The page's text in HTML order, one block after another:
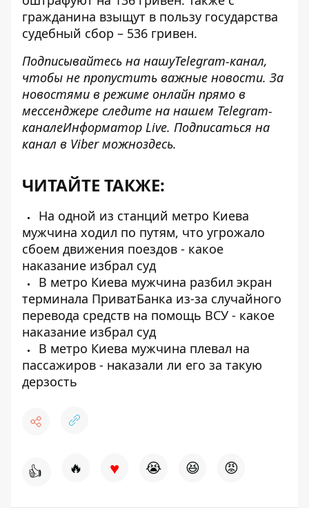
гражданина взыщут в пользу государства
судебный сбор – 536 гривен.
Подписывайтесь на нашуTelegram-канал,
чтобы не пропустить важные новости. За
новостями в режиме онлайн прямо в
мессенджере следите на нашем Telegram-
каналеИнформатор Live. Подписаться на
канал в Viber можноздесь.
ЧИТАЙТЕ ТАКЖЕ:
На одной из станций метро Киева
мужчина ходил по путям, что угрожало
сбоем движения поездов - какое
наказание избрал суд
В метро Киева мужчина разбил экран
терминала ПриватБанка из-за случайного
перевода средств на помощь ВСУ - какое
наказание избрал суд
В метро Киева мужчина плевал на
пассажиров - наказали ли его за такую ​​
дерзость
👍 🔥 ♥ 😭 😆 😡